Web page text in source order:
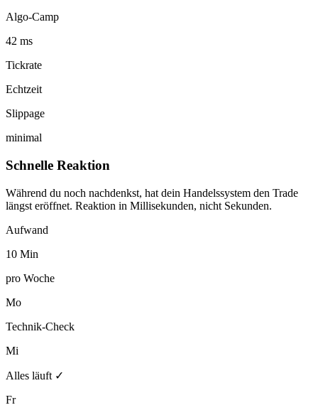
Algo-Camp
42 ms
Tickrate
Echtzeit
Slippage
minimal
Schnelle Reaktion
Während du noch nachdenkst, hat dein Handelssystem den Trade
längst eröffnet. Reaktion in Millisekunden, nicht Sekunden.
Aufwand
10 Min
pro Woche
Mo
Technik-Check
Mi
Alles läuft ✓
Fr